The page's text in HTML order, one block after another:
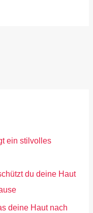
ein stilvolles
du deine Haut
deine Haut nach